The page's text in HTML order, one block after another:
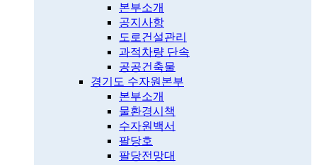
본부소개
공지사항
도로건설관리
과적차량 단속
공공건축물
경기도 수자원본부
본부소개
물환경시책
수자원백서
팔당호
팔당전망대